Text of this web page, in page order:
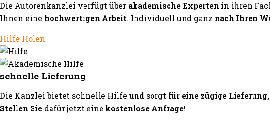
Die Autorenkanzlei verfügt über akademische Experten in ihren
Ihnen eine hochwertigen Arbeit. Individuell und ganz nach Ihren
Hilfe Holen
schnelle Lieferung
Die Kanzlei bietet schnelle Hilfe und sorgt für eine zügige
Stellen Sie dafür jetzt eine kostenlose Anfrage!